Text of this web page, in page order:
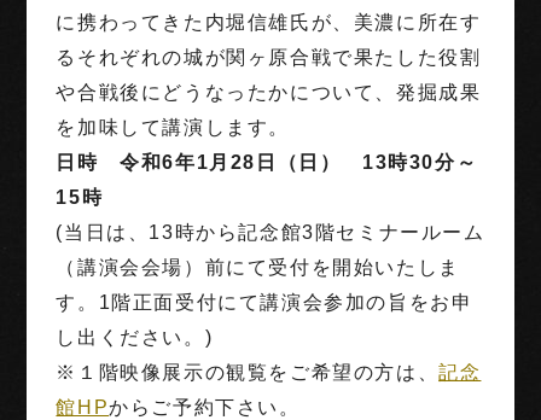
に携わってきた内堀信雄氏が、美濃に所在す
るそれぞれの城が関ヶ原合戦で果たした役割
や合戦後にどうなったかについて、発掘成果
を加味して講演します。
日時
令和6年1月28日（日） 13時30分～
15時
(当日は、13時から記念館3階セミナールーム
（講演会会場）前にて受付を開始いたしま
す。1階正面受付にて講演会参加の旨をお申
し出ください。)
※１階映像展示の観覧をご希望の方は、記念
館HPからご予約下さい。